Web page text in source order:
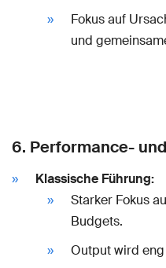
Fokus auf
und
6. Performance-
Klassische Führung:
Starker Fokus
Budgets.
Output wird